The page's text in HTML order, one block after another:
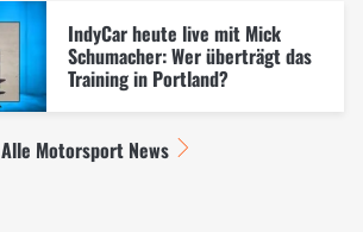
IndyCar heute live mit Mick
Schumacher: Wer überträgt das
Training in Portland?
Alle Motorsport News